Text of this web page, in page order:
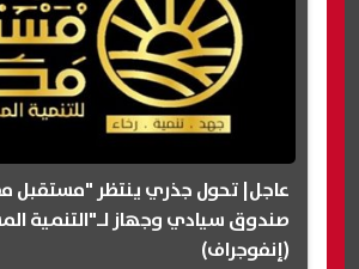
عاجل| تحول جذري ينتظر "مستقبل
صندوق سيادي وجهاز لـ"التنمية
(إنفوجراف)